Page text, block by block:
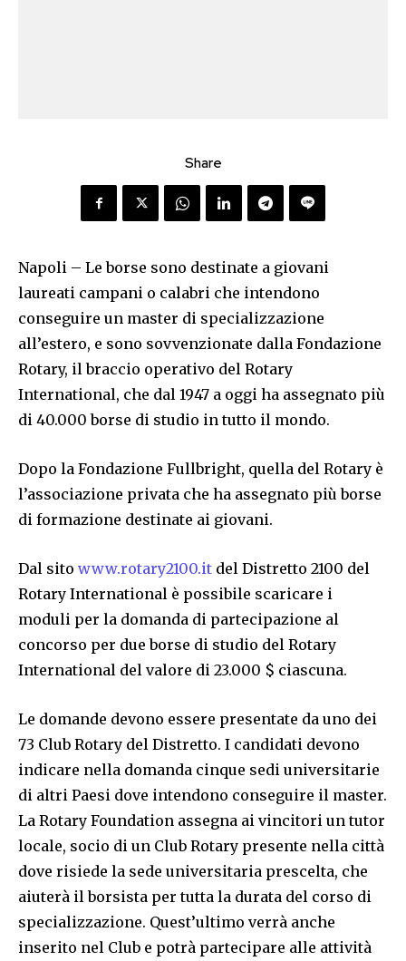
Share
Napoli – Le borse sono destinate a giovani
laureati campani o calabri che intendono
conseguire un master di specializzazione
all’estero, e sono sovvenzionate dalla Fondazione
Rotary, il braccio operativo del Rotary
International, che dal 1947 a oggi ha assegnato più
di 40.000 borse di studio in tutto il mondo.
Dopo la Fondazione Fullbright, quella del Rotary è
l’associazione privata che ha assegnato più borse
di formazione destinate ai giovani.
Dal sito www.rotary2100.it del Distretto 2100 del
Rotary International è possibile scaricare i
moduli per la domanda di partecipazione al
concorso per due borse di studio del Rotary
International del valore di 23.000 $ ciascuna.
Le domande devono essere presentate da uno dei
73 Club Rotary del Distretto. I candidati devono
indicare nella domanda cinque sedi universitarie
di altri Paesi dove intendono conseguire il master.
La Rotary Foundation assegna ai vincitori un tutor
locale, socio di un Club Rotary presente nella città
dove risiede la sede universitaria prescelta, che
aiuterà il borsista per tutta la durata del corso di
specializzazione. Quest’ultimo verrà anche
inserito nel Club e potrà partecipare alle attività